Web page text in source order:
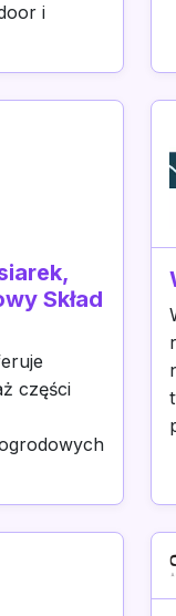
i
Skład
części